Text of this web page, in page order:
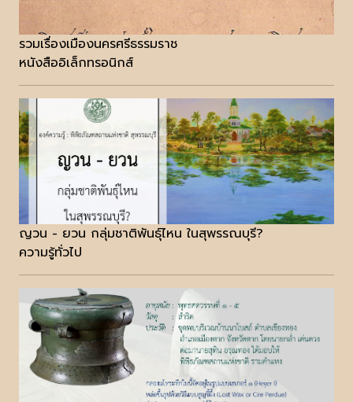
รวมเรื่องเมืองนครศรีธรรมราช
หนังสืออิเล็กทรอนิกส์
ญวน - ยวน กลุ่มชาติพันธ์ุไหน ในสุพรรณบุรี?
ความรู้ทั่วไป